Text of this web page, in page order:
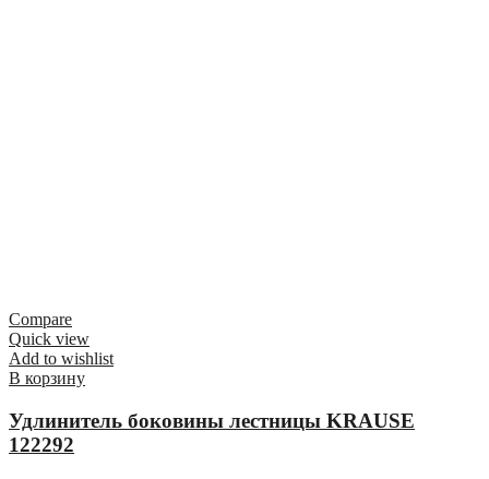
Compare
Quick view
Add to wishlist
В корзину
Удлинитель боковины лестницы KRAUSE
122292